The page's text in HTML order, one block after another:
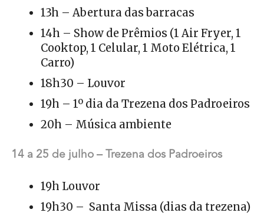
13h – Abertura das barracas
14h – Show de Prêmios (1 Air Fryer, 1
Cooktop, 1 Celular, 1 Moto Elétrica, 1
Carro)
18h30 – Louvor
19h – 1º dia da Trezena dos Padroeiros
20h – Música ambiente
14 a 25 de julho – Trezena dos Padroeiros
19h Louvor
19h30 – Santa Missa (dias da trezena)